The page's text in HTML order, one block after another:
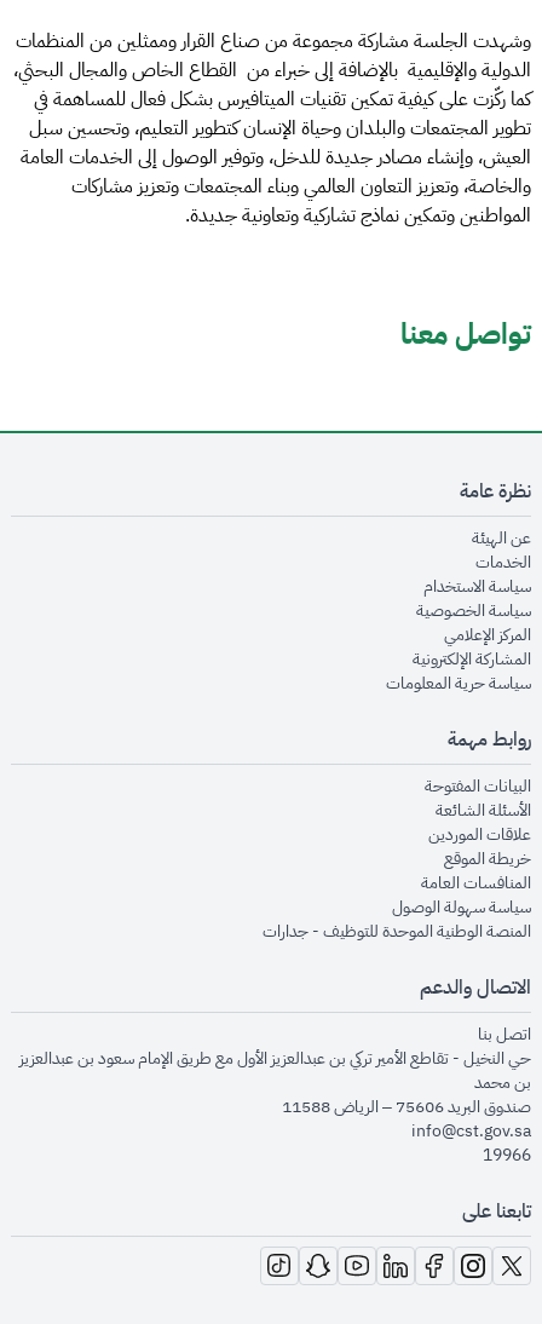
وشهدت الجلسة مشاركة مجموعة من صناع القرار وممثلين من المنظمات
الدولية والإقليمية بالإضافة إلى خبراء من القطاع الخاص والمجال البحثي،
كما ركّزت على كيفية تمكين تقنيات الميتافيرس بشكل فعال للمساهمة في
تطوير المجتمعات والبلدان وحياة الإنسان كتطوير التعليم، وتحسين سبل
العيش، وإنشاء مصادر جديدة للدخل، وتوفير الوصول إلى الخدمات العامة
والخاصة، وتعزيز التعاون العالمي وبناء المجتمعات وتعزيز مشاركات
المواطنين وتمكين نماذج تشاركية وتعاونية جديدة.
تواصل معنا
نظرة عامة
عن الهيئةopens in new window
الخدماتopens in new window
سياسة الاستخدامopens in new window
سياسة الخصوصيةopens in new window
المركز الإعلاميopens in new window
المشاركة الإلكترونيةopens in new window
سياسة حرية المعلوماتopens in new window
روابط مهمة
البيانات المفتوحةopens in new window
الأسئلة الشائعةopens in new window
علاقات الموردينopens in new window
خريطة الموقعopens in new window
المنافسات العامةopens in new window
سياسة سهولة الوصولopens in new window
المنصة الوطنية الموحدة للتوظيف - جداراتopens in new window
الاتصال والدعم
اتصل بنا
حي النخيل - تقاطع الأمير تركي بن عبدالعزيز الأول مع طريق الإمام سعود بن عبدالعزيز
بن محمد
صندوق البريد 75606 – الرياض 11588
info@cst.gov.sa
19966
تابعنا على
opens in new window
opens in new window
opens in new window
opens in new window
opens in new window
opens in new window
opens in new window